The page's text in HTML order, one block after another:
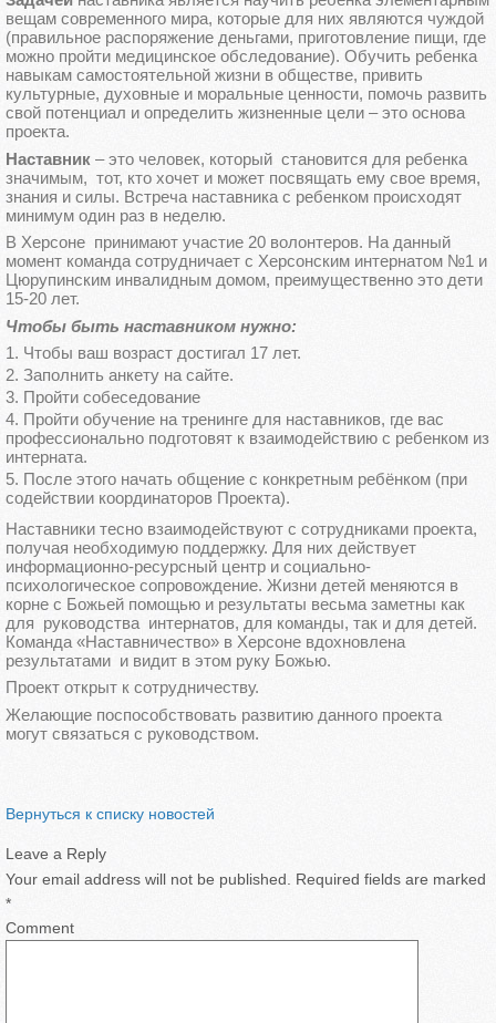
вещам современного мира, которые для них являются чуждой
(правильное распоряжение деньгами, приготовление пищи, где
можно пройти медицинское обследование). Обучить ребенка
навыкам самостоятельной жизни в обществе, привить
культурные, духовные и моральные ценности, помочь развить
свой потенциал и определить жизненные цели – это основа
проекта.
Наставник – это человек, который становится для ребенка
значимым, тот, кто хочет и может посвящать ему свое время,
знания и силы. Встреча наставника с ребенком происходят
минимум один раз в неделю.
В Херсоне принимают участие 20 волонтеров. На данный
момент команда сотрудничает с Херсонским интернатом №1 и
Цюрупинским инвалидным домом, преимущественно это дети
15-20 лет.
Чтобы быть наставником нужно:
Чтобы ваш возраст достигал 17 лет.
Заполнить анкету на сайте.
Пройти собеседование
Пройти обучение на тренинге для наставников, где вас
профессионально подготовят к взаимодействию с ребенком из
интерната.
После этого начать общение с конкретным ребёнком (при
содействии координаторов Проекта).
Наставники тесно взаимодействуют с сотрудниками проекта,
получая необходимую поддержку. Для них действует
информационно-ресурсный центр и социально-
психологическое сопровождение. Жизни детей меняются в
корне с Божьей помощью и результаты весьма заметны как
для руководства интернатов, для команды, так и для детей.
Команда «Наставничество» в Херсоне вдохновлена
результатами и видит в этом руку Божью.
Проект открыт к сотрудничеству.
Желающие поспособствовать развитию данного проекта
могут связаться с руководством.
Вернуться к списку новостей
Leave a Reply
Your email address will not be published.
Required fields are marked
*
Comment